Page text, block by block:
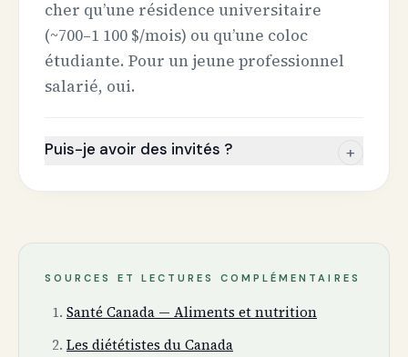
cher qu’une résidence universitaire
(~700–1 100 $/mois) ou qu’une coloc
étudiante. Pour un jeune professionnel
salarié, oui.
Puis-je avoir des invités ? +
SOURCES ET LECTURES COMPLÉMENTAIRES
Santé Canada — Aliments et nutrition
Les diététistes du Canada